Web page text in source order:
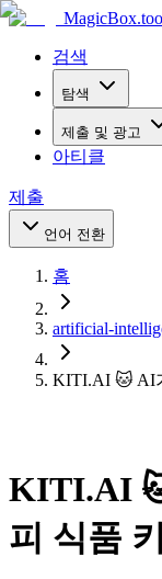
MagicBox
검색
탐색
제출 및 광고
아티클
제출
언어 전환
홈
artificial-
KITI.AI 🐱 AI
KITI.AI
피 식품